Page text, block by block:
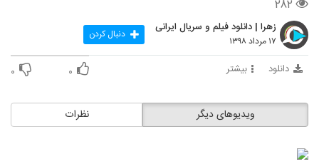
۲۸۲
زهرا | دانلود فیلم و سریال ایرانی
۱۷ مرداد ۱۳۹۸ دنبال کردن
دانلود بیشتر ۰ ۰
نظرات ویدیوهای دیگر